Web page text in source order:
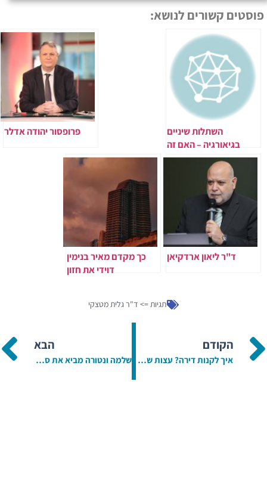
פוסטים קשורים לנושא:
השתלות שיניים
בגיאורגיה – האם זה
בטוח ואמין?
פרופסור יהודה אדלר
ד"ר ליאון ארדקיאן
כך מקדם מאיר בנימין
דוידי את חזון
תגיות => ד"ר גלית מטצקי
הקודם
איך לקנות דירה? עצות שאתם חייבים לקרוא
הבא
שלמה ונטורה מביא את סיפורה של משפחת ונטורה